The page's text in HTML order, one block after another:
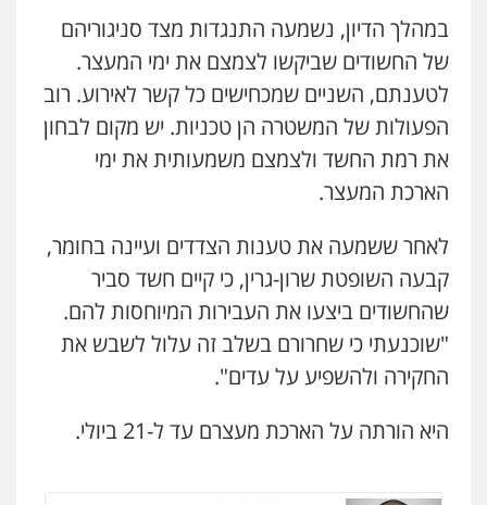
0506216048
עו"ד דותן דניאלי
צווארון לבן
כלכלית עורכי דין לענייני אסירים נוער
0542442982
פלילי פשיעה חמורה צווארון לבן
0526655833
עו"ד אורנת קמרון
עורכי דין לענייני אסירים
משפחה נוער
פלילי עורכי דין לענייני אסירים תעבורה
במהלך הדיון, נשמעה התנגדות מצד סניגוריהם
של החשודים שביקשו לצמצם את ימי המעצר.
לטענתם, השניים שמכחישים כל קשר לאירוע. רוב
הפעולות של המשטרה הן טכניות. יש מקום לבחון
את רמת החשד ולצמצם משמעותית את ימי
הארכת המעצר.
לאחר ששמעה את טענות הצדדים ועיינה בחומר,
קבעה השופטת שרון-גרין, כי קיים חשד סביר
שהחשודים ביצעו את העבירות המיוחסות להם.
"שוכנעתי כי שחרורם בשלב זה עלול לשבש את
החקירה ולהשפיע על עדים".
היא הורתה על הארכת מעצרם עד ל-21 ביולי.
עו"ד אסף דוק
פלילי עבירות מין סמים והימורים פשיעה
חמורה חקירות ומעצרים צווארון לבן והונאה
0526885006
עו"ד שלי גורביץ – לוי
משפט פלילי פשיעה חמורה מעצרים
0544218336
פלילי פשיעה חמורה ליווי וייצוג בחקירות
ומעצרים
פלילי הליכי הסגרה
0522249087